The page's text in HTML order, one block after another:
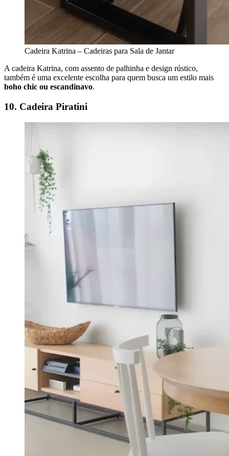
Cadeira Katrina – Cadeiras para Sala de Jantar
A cadeira Katrina, com assento de palhinha e design rústico,
também é uma excelente escolha para quem busca um estilo mais
boho chic ou escandinavo.
10. Cadeira Piratini